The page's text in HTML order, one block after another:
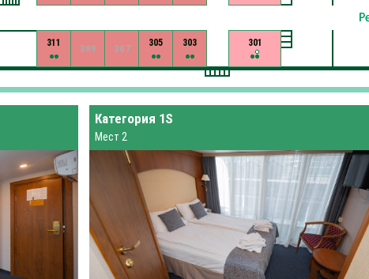
301
303
305
307
309
311
Категория 1S
Мест 2